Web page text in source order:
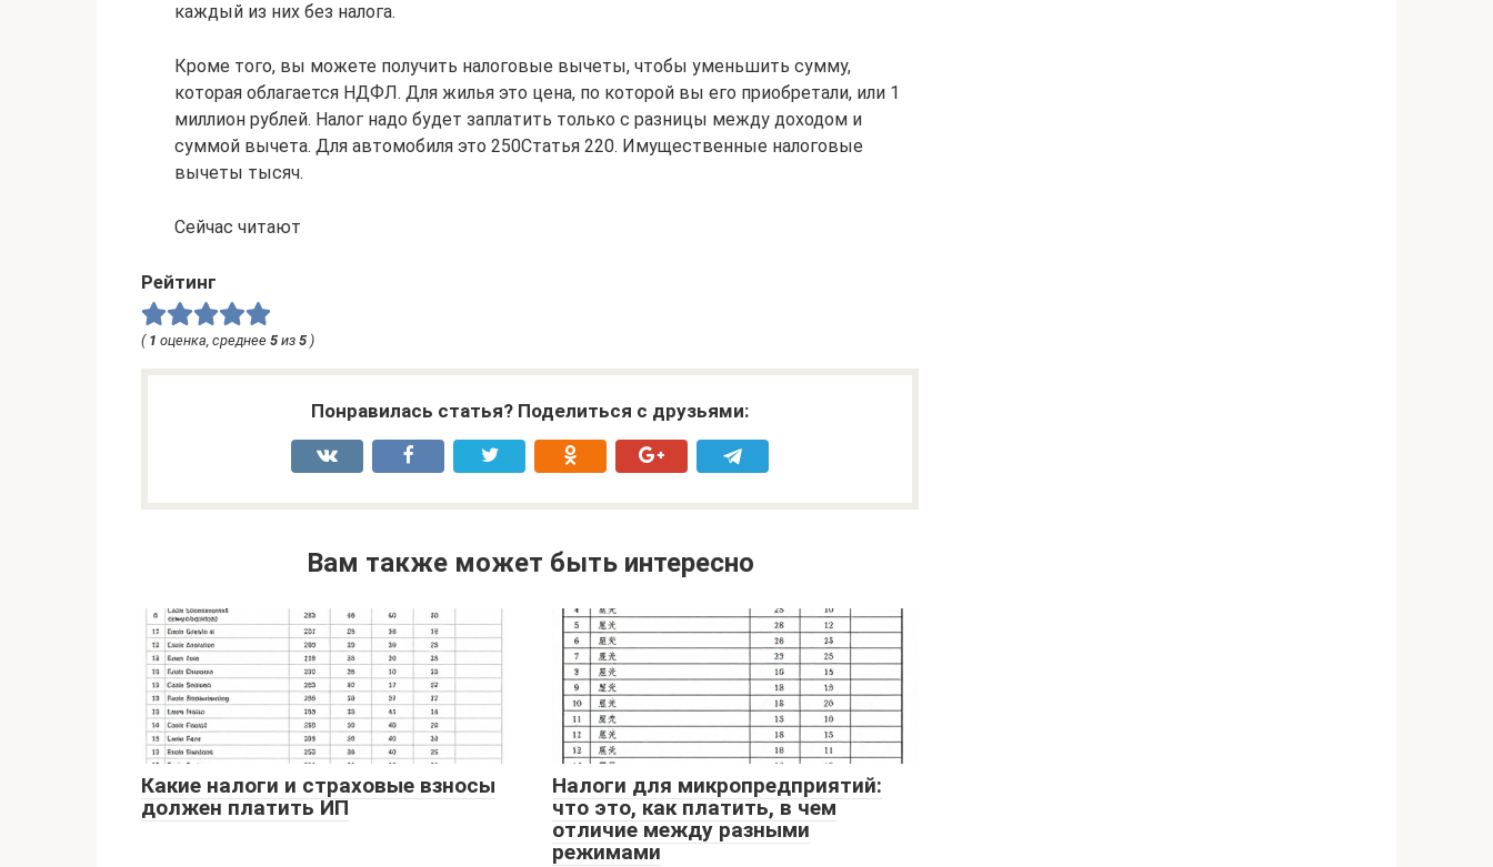
каждый из них без налога.
Кроме того, вы можете получить налоговые вычеты, чтобы уменьшить сумму,
которая облагается НДФЛ. Для жилья это цена, по которой вы его приобретали, или 1
миллион рублей. Налог надо будет заплатить только с разницы между доходом и
суммой вычета. Для автомобиля это 250Статья 220. Имущественные налоговые
вычеты тысяч.
Сейчас читают
Рейтинг
( 1 оценка, среднее 5 из 5 )
Понравилась статья? Поделиться с друзьями:
Вам также может быть интересно
Какие налоги и страховые взносы
должен платить ИП
Налоги для микропредприятий:
что это, как платить, в чем
отличие между разными
режимами